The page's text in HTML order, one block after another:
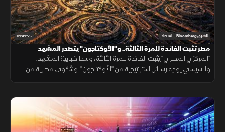
01:41:55 الشرق Bloomberg اقتصاد
مصر تثبت الفائدة للمرة الثالثة.. و"الأوكتاجون" يتصدر المشهد
"المركزي المصري" يثبت الفائدة للمرة الثالثة، وسط ضبابية المشهد.
والسيسي يوجه رسائل استراتيجية من "الأوكتاجون". وشكوى مصرية من